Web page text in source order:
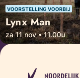
VOORSTELLING VOORBIJ
Lynx Man
za 11 nov • 11.00u